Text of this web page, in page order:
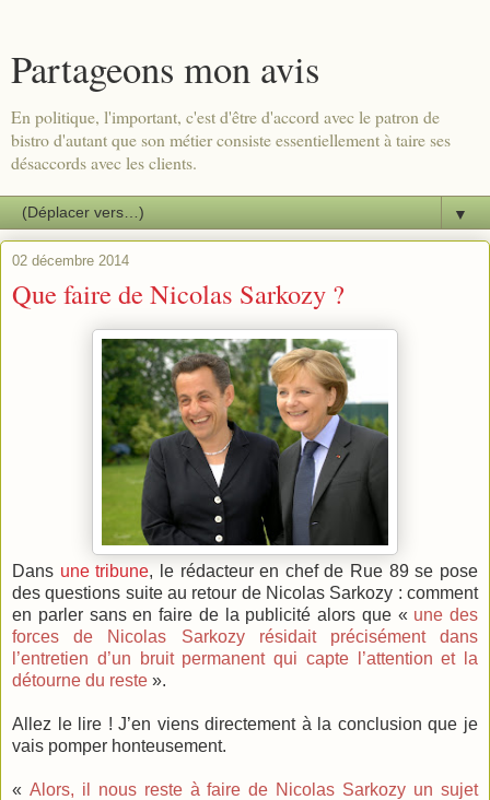
Partageons mon avis
En politique, l'important, c'est d'être d'accord avec le patron de
bistro d'autant que son métier consiste essentiellement à taire ses
désaccords avec les clients.
▼
02 décembre 2014
Que faire de Nicolas Sarkozy ?
Dans une tribune, le rédacteur en chef de Rue 89 se pose
des questions suite au retour de Nicolas Sarkozy : comment
en parler sans en faire de la publicité alors que « une des
forces de Nicolas Sarkozy résidait précisément dans
l’entretien d’un bruit permanent qui capte l’attention et la
détourne du reste ».
Allez le lire ! J’en viens directement à la conclusion que je
vais pomper honteusement.
« Alors, il nous reste à faire de Nicolas Sarkozy un sujet